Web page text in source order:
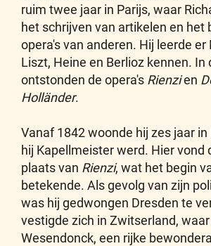
ruim twee jaar in Parijs, waar
het schrijven van artikelen en het
opera's van anderen. Hij leerde er
Liszt, Heine en Berlioz kennen. In
ontstonden de opera's Rienzien
Holländer.
Vanaf 1842 woonde hij zes jaar
hij Kapellmeister werd. Hier vond
plaats van Rienzi, wat het begin
betekende. Als gevolg van zijn
was hij gedwongen Dresden te
vestigde zich in Zwitserland,
Wesendonck, een rijke